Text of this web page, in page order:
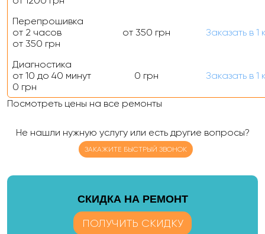
Перепрошивка
от 2 часов
от 350 грн
от 350 грн Заказатьв 1
Диагностика
от 10 до 40 минут
0 грн
0 грн Заказатьв 1
Посмотреть цены на все ремонты
Не нашли нужную услугу или есть другие вопросы?
ЗАКАЖИТЕ БЫСТРЫЙ ЗВОНОК
CКИДКА НА РЕМОНТ
ПОЛУЧИТЬ СКИДКУ